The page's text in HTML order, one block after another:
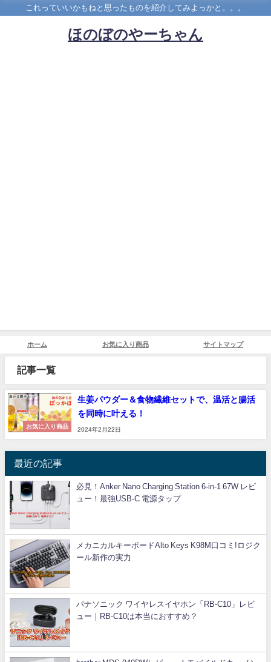
これっていいかもねと思ったものを紹介してみよっかと。。。
ほのぼのやーちゃん
ホーム お気に入り商品 サイトマップ
記事一覧
お気に入り商品
生姜パウダー＆食物繊維セットで、温活と腸活
を同時に叶える！
2024年2月22日
最近の記事
必見！Anker Nano Charging Station 6-in-1 67W レビ
ュー！最強USB-C 電源タップ
メカニカルキーボードAlto Keys K98M口コミ!ロジク
ール新作の実力
パナソニック ワイヤレスイヤホン「RB-C10」レビ
ュー｜RB-C10は本当におすすめ？